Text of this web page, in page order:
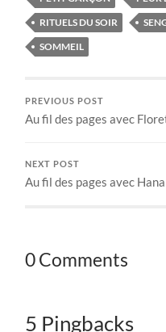
RITUELS DU SOIR
SOMMEIL
PREVIOUS POST
Au fil des pages avec
NEXT POST
Au fil des pages avec
0 Comments
5 Pingbacks